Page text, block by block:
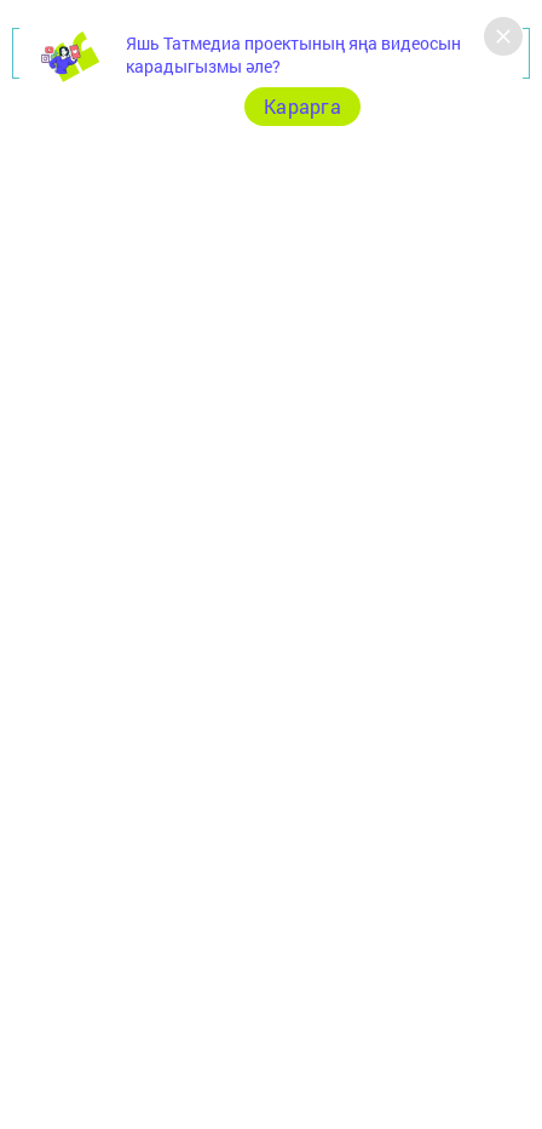
Перейти на страницу новости
Яшь Татмедиа проектының яңа видеосын
карадыгызмы әле?
Карарга